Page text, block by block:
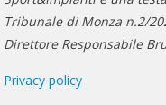
Tribunale di Monza n.2/
Direttore Responsabile
Privacy policy